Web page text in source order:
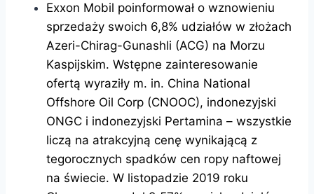
Exxon Mobil poinformował o wznowieniu
sprzedaży swoich 6,8% udziałów w złożach
Azeri-Chirag-Gunashli (ACG) na Morzu
Kaspijskim. Wstępne zainteresowanie
ofertą wyraziły m. in. China National
Offshore Oil Corp (CNOOC), indonezyjski
ONGC i indonezyjski Pertamina – wszystkie
liczą na atrakcyjną cenę wynikającą z
tegorocznych spadków cen ropy naftowej
na świecie. W listopadzie 2019 roku